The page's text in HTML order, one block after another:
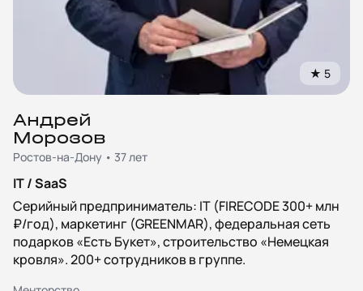
★ 5
Андрей
Морозов
Ростов-на-Дону • 37 лет
IT / SaaS
Серийный предприниматель: IT (FIRECODE 300+ млн
₽/год), маркетинг (GREENMAR), федеральная сеть
подарков «Есть Букет», строительство «Немецкая
кровля». 200+ сотрудников в группе.